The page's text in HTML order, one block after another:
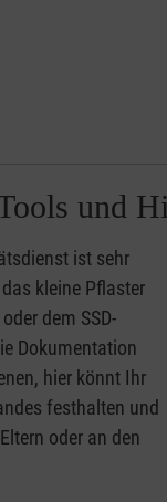
und
ist sehr
kleine Pflaster
dem SSD-
Dokumentation
hier könnt Ihr
festhalten und
oder an den